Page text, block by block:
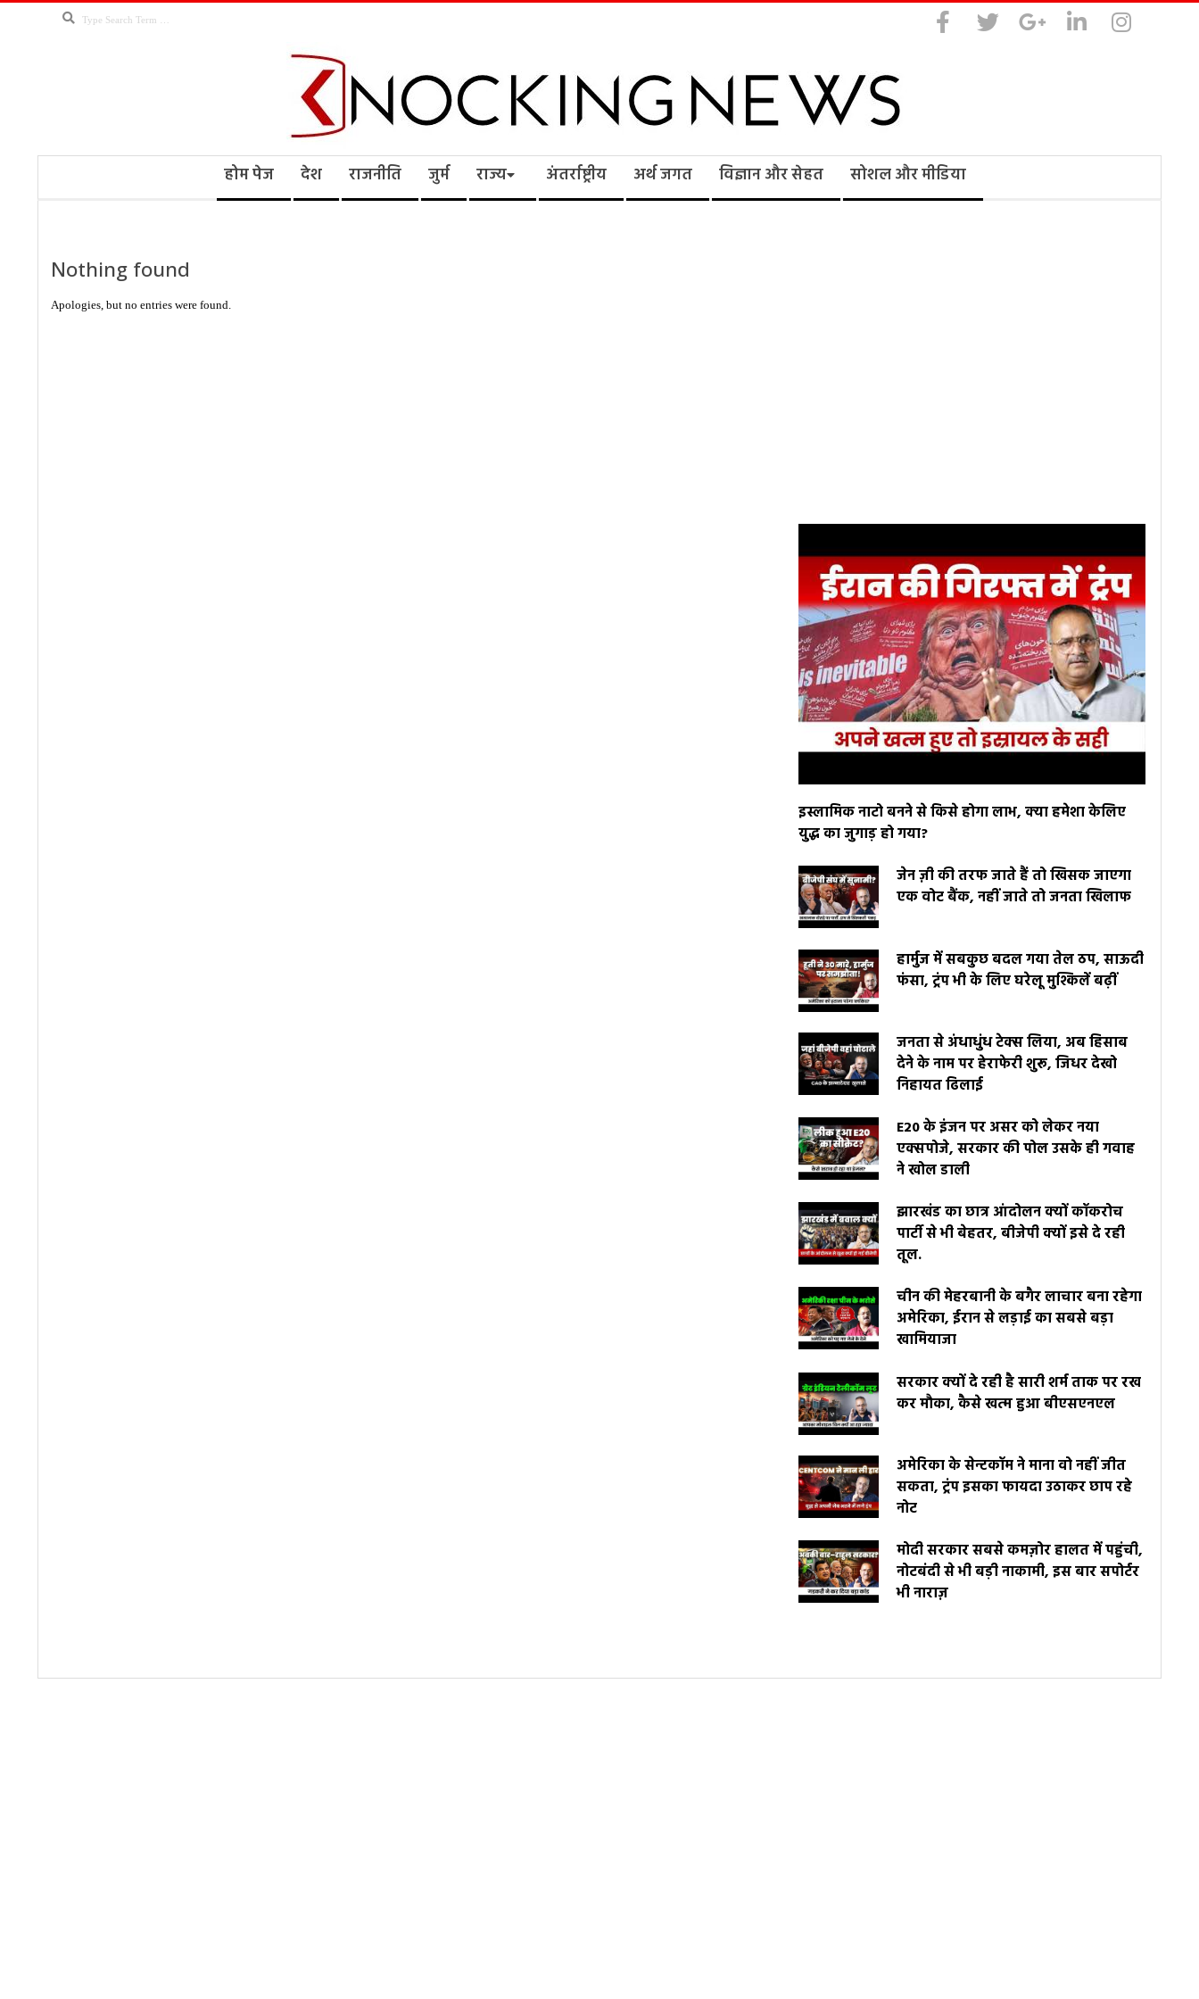
Search
Knocking
होम पेज देश राजनीति जुर्म राज्य अंतर्राष्ट्रीय अर्थ जगत विज्ञान और सेहत सोशल और मीडिया
Nothing found
Apologies, but no entries were found.
इस्लामिक नाटो बनने से किसे होगा लाभ, क्या हमेशा केलिए
युद्ध का जुगाड़ हो गया?
जेन ज़ी की तरफ जाते हैं तो खिसक जाएगा
एक वोट बैंक, नहीं जाते तो जनता खिलाफ
हार्मुज में सबकुछ बदल गया तेल ठप, साऊदी
फंसा, ट्रंप भी के लिए घरेलू मुश्किलें बढ़ीं
जनता से अंधाधुंध टेक्स लिया, अब हिसाब
देने के नाम पर हेराफेरी शुरू, जिधर देखो
निहायत ढिलाई
E20 के इंजन पर असर को लेकर नया
एक्सपोजे, सरकार की पोल उसके ही गवाह
ने खोल डाली
झारखंड का छात्र आंदोलन क्यों कॉकरोच
पार्टी से भी बेहतर, बीजेपी क्यों इसे दे रही
तूल.
चीन की मेहरबानी के बगैर लाचार बना रहेगा
अमेरिका, ईरान से लड़ाई का सबसे बड़ा
खामियाजा
सरकार क्यों दे रही है सारी शर्म ताक पर रख
कर मौका, कैसे खत्म हुआ बीएसएनएल
अमेरिका के सेन्टकॉम ने माना वो नहीं जीत
सकता, ट्रंप इसका फायदा उठाकर छाप रहे
नोट
मोदी सरकार सबसे कमज़ोर हालत में पहुंची,
नोटबंदी से भी बड़ी नाकामी, इस बार सपोर्टर
भी नाराज़